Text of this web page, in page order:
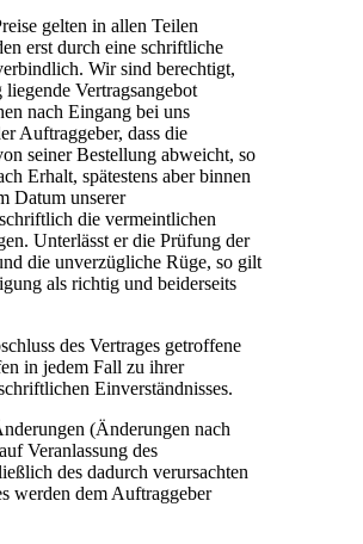
gelten in allen Teilen
erst durch eine schriftliche
Wir sind berechtigt,
Vertragsangebot
nach Eingang bei uns
Auftraggeber, dass die
seiner Bestellung abweicht, so
Erhalt, spätestens aber binnen
Datum unserer
die vermeintlichen
Unterlässt er die Prüfung der
die unverzügliche Rüge, so gilt
als richtig und beiderseits
des Vertrages getroffene
in jedem Fall zu ihrer
Einverständnisses.
(Änderungen nach
Veranlassung des
des dadurch verursachten
werden dem Auftraggeber